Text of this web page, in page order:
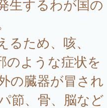
生するわが国の
ため、咳、
のような症状を
の臓器が冒され
節、骨、脳など